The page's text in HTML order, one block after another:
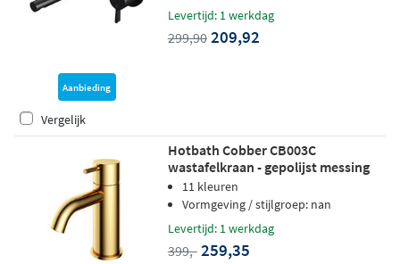
Aanbieding
Levertijd: 1 werkdag
299,90 209,92
Vergelijk
Hotbath Cobber CB003C
wastafelkraan - gepolijst messing
PVD11 kleuren
Vormgeving / stijlgroep: nan
Levertijd: 1 werkdag
399,- 259,35